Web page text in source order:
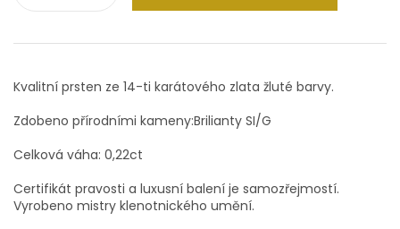
Kvalitní prsten ze 14-ti karátového zlata žluté barvy.
Zdobeno přírodními kameny:Brilianty SI/G
Celková váha: 0,22ct
Certifikát pravosti a luxusní balení je samozřejmostí.
Vyrobeno mistry klenotnického umění.